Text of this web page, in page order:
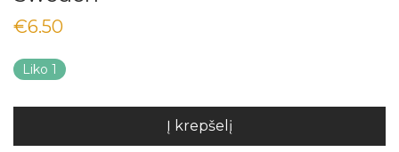
€6.50
Liko 1
Į krepšelį